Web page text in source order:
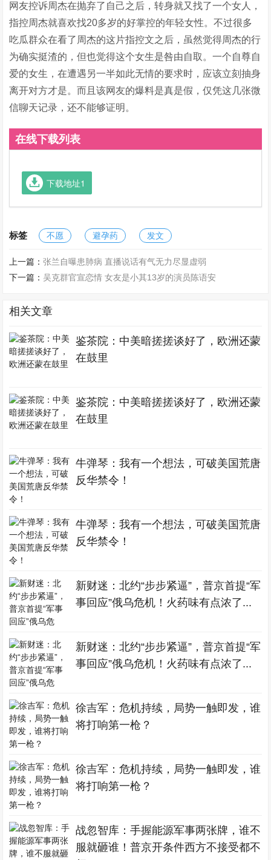
网友控诉周杰在抛弃了自己之后，转身就又找了一个女人，
指控周杰就喜欢找20多岁的好掌控的年轻女性。不过很多
吃瓜群众在看了周杰的这片指控文之后，虽然觉得周杰的行
为确实挺渣的，但也觉得这个女生是咎由自取。一个自尊自
爱的女生，在遭遇另一半如此无情的要求时，应该立刻抽身
离开对方才是。而且该网友的爆料是真是假，仅凭这几张微
信聊天记录，还不能够证明。
在线下载列表
下载地址1
标签 不愿 避孕药 发文
上一篇：张兰自曝患肺病 直播说话有气无力尽显虚弱
下一篇： 吴克群官宣恋情 女友是小其13岁的演员陈语安
相关文章
鉴茶院：中美暗搓搓谈好了，欧洲还蒙
在鼓里
鉴茶院：中美暗搓搓谈好了，欧洲还蒙
在鼓里
牛弹琴：我有一个想法，可破美国荒唐
反华禁令！
牛弹琴：我有一个想法，可破美国荒唐
反华禁令！
新财迷：北约“步步紧逼”，普京首提“军
事回应”俄乌危机！火药味有点浓了...
新财迷：北约“步步紧逼”，普京首提“军
事回应”俄乌危机！火药味有点浓了...
徐吉军：危机持续，局势一触即发，谁
将打响第一枪？
徐吉军：危机持续，局势一触即发，谁
将打响第一枪？
战忽智库：手握能源军事两张牌，谁不
服就砸谁！普京开条件西方不接受都不